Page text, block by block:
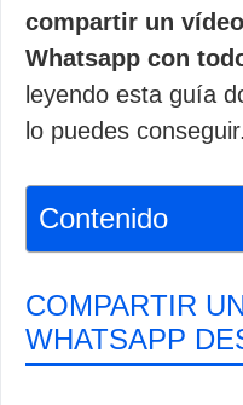
compartir un
Whatsapp con
leyendo esta guía
lo puedes conseguir.
Contenido
COMPARTIR
WHATSAPP